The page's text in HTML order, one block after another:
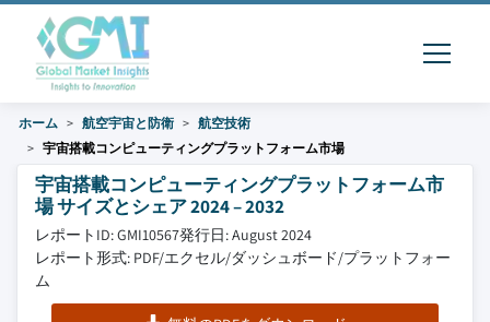
ホーム 航空宇宙と防衛
航空技術
宇宙搭載コンピューティングプラットフォーム市場
宇宙搭載コンピューティングプラットフォーム市
場 サイズとシェア 2024 – 2032
レポートID: GMI10567発行日: August 2024
レポート形式: PDF/エクセル/ダッシュボード/プラットフォー
ム